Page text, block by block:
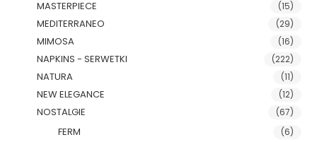
MASTERPIECE (15)
MEDITERRANEO (29)
MIMOSA (16)
NAPKINS - SERWETKI (222)
NATURA (11)
NEW ELEGANCE (12)
NOSTALGIE (67)
FERM (6)